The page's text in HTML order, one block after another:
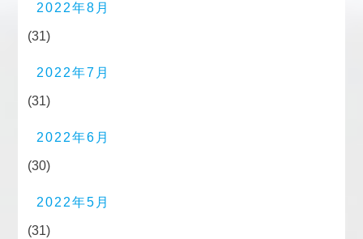
2022年8月
(31)
2022年7月
(31)
2022年6月
(30)
2022年5月
(31)